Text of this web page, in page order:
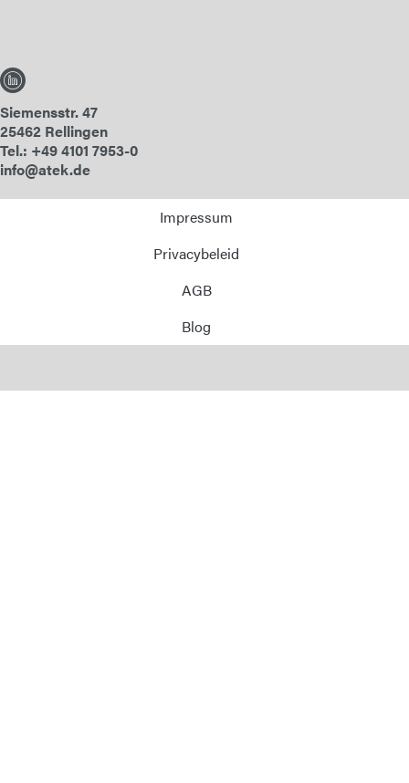
Siemensstr. 47
25462 Rellingen
Tel.: +49 4101 7953-0
info@atek.de
Impressum
Privacybeleid
AGB
Blog